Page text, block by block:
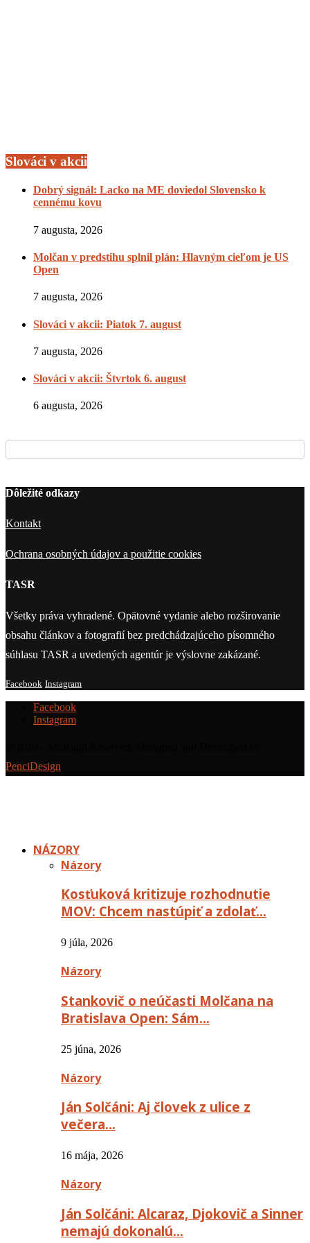
Slováci v akcii
Dobrý signál: Lacko na ME doviedol Slovensko k
cennému kovu
7 augusta, 2026
Molčan v predstihu splnil plán: Hlavným cieľom je US
Open
7 augusta, 2026
Slováci v akcii: Piatok 7. august
7 augusta, 2026
Slováci v akcii: Štvrtok 6. august
6 augusta, 2026
Dôležité odkazy
Kontakt
Ochrana osobných údajov a použitie cookies
TASR
Všetky práva vyhradené. Opätovné vydanie alebo rozširovanie
obsahu článkov a fotografií bez predchádzajúceho písomného
súhlasu TASR a uvedených agentúr je výslovne zakázané.
Facebook Instagram
Facebook
Instagram
PenciDesign
NÁZORY
Názory
Kosťuková kritizuje rozhodnutie
MOV: Chcem nastúpiť a zdolať…
9 júla, 2026
Názory
Stankovič o neúčasti Molčana na
Bratislava Open: Sám…
25 júna, 2026
Názory
Ján Solčáni: Aj človek z ulice z
večera…
16 mája, 2026
Názory
Ján Solčáni: Alcaraz, Djokovič a Sinner
nemajú dokonalú…